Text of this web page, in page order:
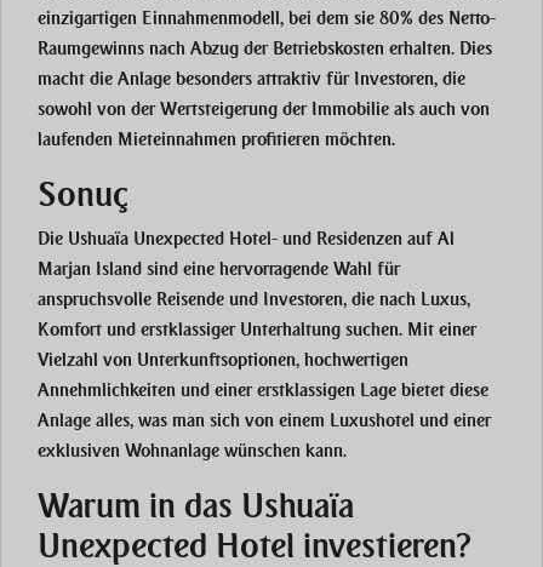
einzigartigen Einnahmenmodell, bei dem sie 80% des Netto-
Raumgewinns nach Abzug der Betriebskosten erhalten. Dies
macht die Anlage besonders attraktiv für Investoren, die
sowohl von der Wertsteigerung der Immobilie als auch von
laufenden Mieteinnahmen profitieren möchten.
Sonuç
Die Ushuaïa Unexpected Hotel- und Residenzen auf Al
Marjan Island sind eine hervorragende Wahl für
anspruchsvolle Reisende und Investoren, die nach Luxus,
Komfort und erstklassiger Unterhaltung suchen. Mit einer
Vielzahl von Unterkunftsoptionen, hochwertigen
Annehmlichkeiten und einer erstklassigen Lage bietet diese
Anlage alles, was man sich von einem Luxushotel und einer
exklusiven Wohnanlage wünschen kann.
Warum in das Ushuaïa
Unexpected Hotel investieren?